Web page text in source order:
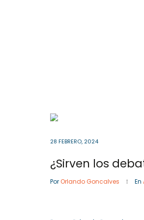
28 FEBRERO, 2024
¿Sirven los
Por Orlando Goncalves En